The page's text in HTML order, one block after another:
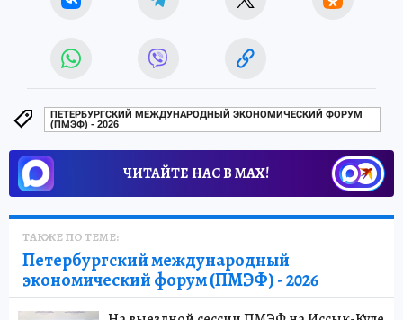
ПЕТЕРБУРГСКИЙ МЕЖДУНАРОДНЫЙ ЭКОНОМИЧЕСКИЙ ФОРУМ
(ПМЭФ) - 2026
ЧИТАЙТЕ НАС В МАХ!
ТАКЖЕ ПО ТЕМЕ:
Петербургский международный
экономический форум (ПМЭФ) - 2026